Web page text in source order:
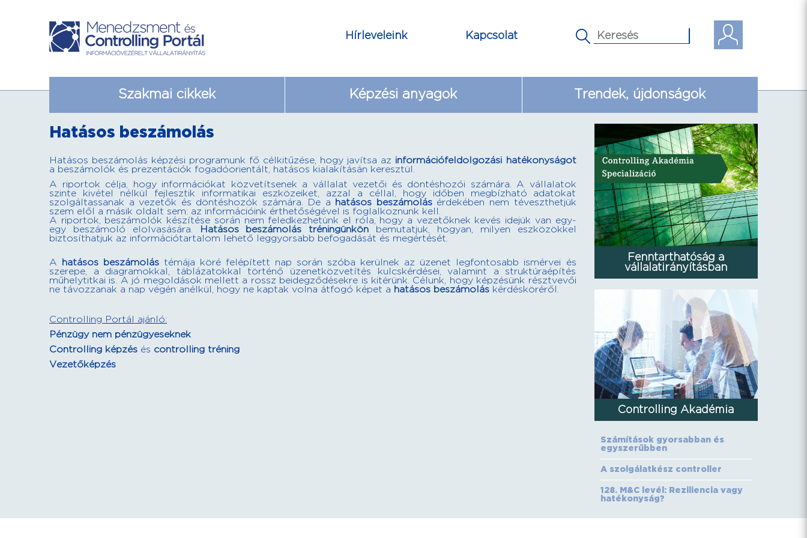
Kapcsolat
Hírleveleink
Szakmai cikkek Képzési anyagok Trendek, újdonságok
Hatásos beszámolás
Hatásos beszámolás képzési programunk fő célkitűzése, hogy javítsa az információfeldolgozási hatékonyságot
a beszámolók és prezentációk fogadóorientált, hatásos kialakításán keresztül.
A riportok célja, hogy információkat közvetítsenek a vállalat vezetői és döntéshozói számára. A vállalatok
szinte kivétel nélkül fejlesztik informatikai eszközeiket, azzal a céllal, hogy időben megbízható adatokat
szolgáltassanak a vezetők és döntéshozók számára. De a
hatásos beszámolásérdekében nem téveszthetjük
szem elől a másik oldalt sem: az információink érthetőségével is foglalkoznunk kell.
A riportok, beszámolók készítése során nem feledkezhetünk el róla, hogy a vezetőknek kevés idejük van egy-
egy beszámoló elolvasására.
Hatásos beszámolás tréningünkön bemutatjuk, hogyan, milyen eszközökkel
biztosíthatjuk az információtartalom lehető leggyorsabb befogadását és megértését.
A hatásos beszámolás témája köré felépített nap során szóba kerülnek az üzenet legfontosabb ismérvei és
szerepe, a diagramokkal, táblázatokkal történő üzenetközvetítés kulcskérdései, valamint a struktúraépítés
műhelytitkai is. A jó megoldások mellett a rossz beidegződésekre is kitérünk. Célunk, hogy képzésünk résztvevői
ne távozzanak a nap végén anélkül, hogy ne kaptak volna átfogó képet a hatásos beszámolás kérdésköréről.
Controlling Portál ajánló:
Pénzügy nem pénzügyeseknek
Controlling képzés és controlling tréning
Vezetőképzés
Fenntarthatóság a
vállalatirányításban
Controlling Akadémia
Számítások gyorsabban és
egyszerűbben
A szolgálatkész controller
128. M&C levél: Reziliencia vagy
hatékonyság?